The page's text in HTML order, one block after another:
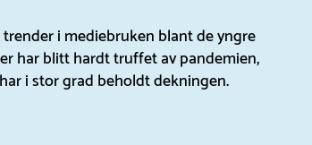
i mediebruken blant de yngre
har blitt hardt truffet av pandemien,
i stor grad beholdt dekningen.